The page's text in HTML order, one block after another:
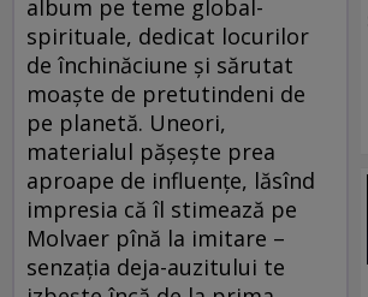
album pe teme global-
spirituale, dedicat locurilor
de închinăciune şi sărutat
moaşte de pretutindeni de
pe planetă. Uneori,
materialul păşeşte prea
aproape de influenţe, lăsînd
impresia că îl stimează pe
Molvaer pînă la imitare –
senzaţia deja-auzitului te